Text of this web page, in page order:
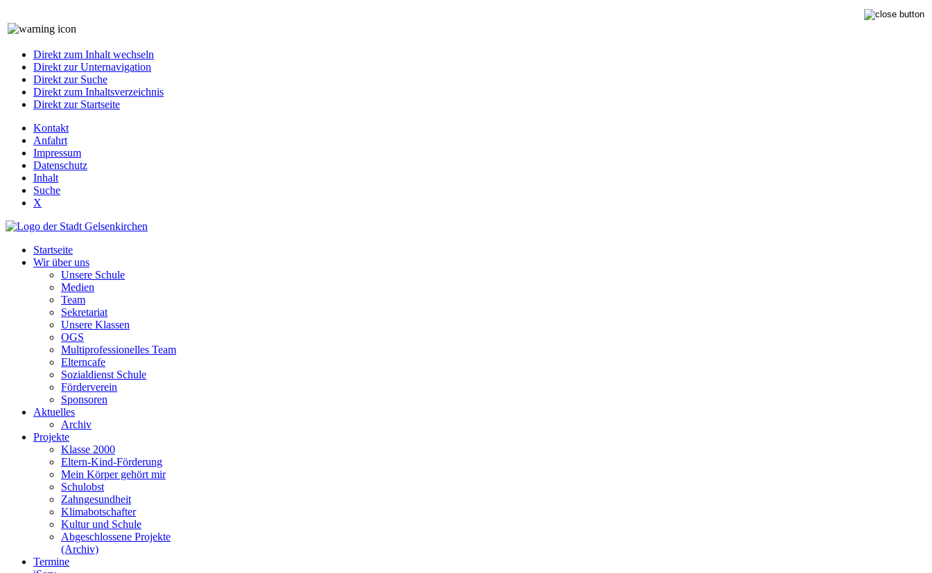
Direkt zum Inhalt wechseln
Direkt zur Unternavigation
Direkt zur Suche
Direkt zum Inhaltsverzeichnis
Direkt zur Startseite
Kontakt
Anfahrt
Impressum
Datenschutz
Inhalt
Suche
X
Startseite
Wir über uns
Unsere Schule
Medien
Team
Sekretariat
Unsere Klassen
OGS
Multiprofessionelles Team
Elterncafe
Sozialdienst Schule
Förderverein
Sponsoren
Aktuelles
Archiv
Projekte
Klasse 2000
Eltern-Kind-Förderung
Mein Körper gehört mir
Schulobst
Zahngesundheit
Klimabotschafter
Kultur und Schule
Abgeschlossene Projekte
(Archiv)
Termine